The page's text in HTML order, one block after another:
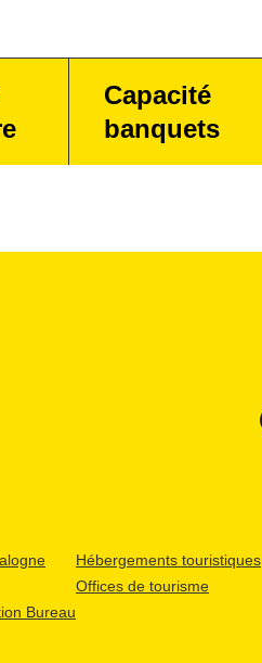
Capacité
banquets
Bureau
Hébergements touristiques
Offices de tourisme